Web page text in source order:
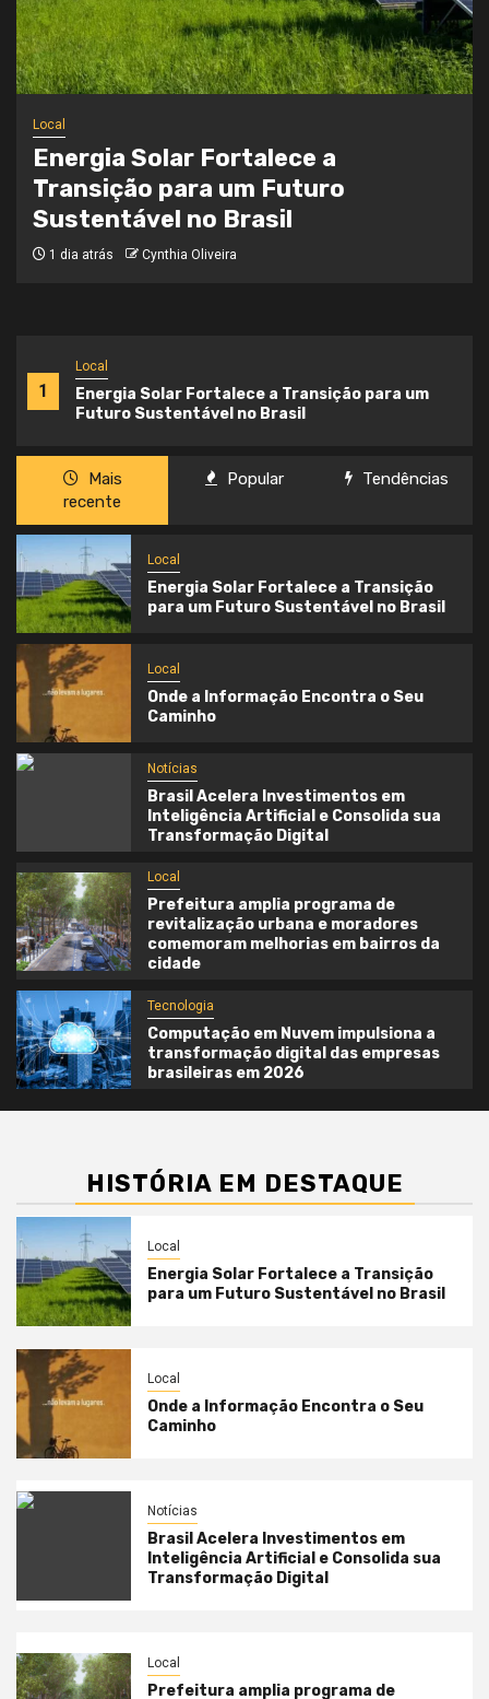
1
Local
Energia Solar Fortalece a Transição para um
Futuro Sustentável no Brasil
Local
Onde a Informação Encontra o Seu
Caminho
3 semanas atrás Cynthia Oliveira
Mais
recente
Popular Tendências
Local
Energia Solar Fortalece a Transição
para um Futuro Sustentável no Brasil
Local
Onde a Informação Encontra o Seu
Caminho
Notícias
Brasil Acelera Investimentos em
Inteligência Artificial e Consolida sua
Transformação Digital
Local
Prefeitura amplia programa de
revitalização urbana e moradores
comemoram melhorias em bairros da
cidade
Tecnologia
Computação em Nuvem impulsiona a
transformação digital das empresas
brasileiras em 2026
HISTÓRIA EM DESTAQUE
Local
Energia Solar Fortalece a Transição
para um Futuro Sustentável no Brasil
Local
Onde a Informação Encontra o Seu
Caminho
Notícias
Brasil Acelera Investimentos em
Inteligência Artificial e Consolida sua
Transformação Digital
Local
Prefeitura amplia programa de